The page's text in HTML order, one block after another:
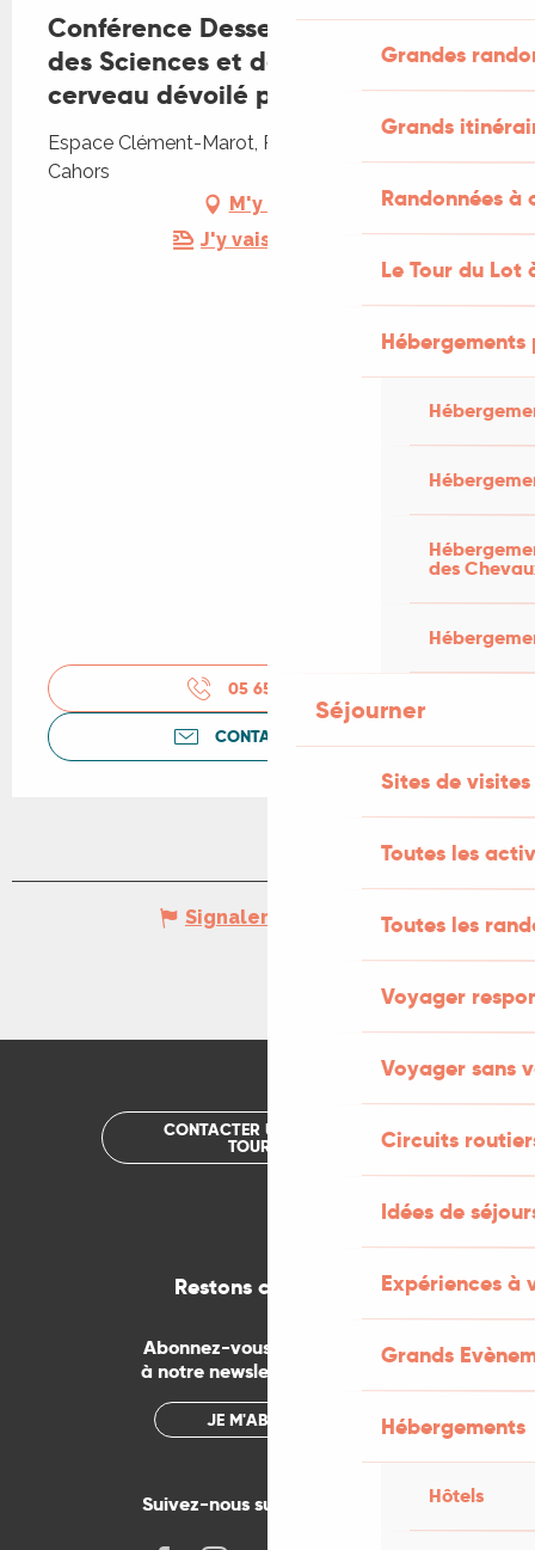
Grandes
Grands
Randonnées
Le Tour du Lot
des
Séjourner
Sites de visites
Toutes les
Toutes les
Voyager
Voyager sans
Circuits
Idées de
Expériences à
Grands
Hébergements
Hôtels
Conférence Dessert avec Carrefour
des Sciences et des Arts : "Le
cerveau dévoilé par Iseult"
Espace Clément-Marot, Place Bessières, 46000
Cahors
M'y rendre
J'y vais en train !
05 65 22 28
CONTACTEZ-NOUS
Signaler une erreur
CONTACTER UN OFFICE DE
TOURISME
Restons connectés
Abonnez-vous gratuitement
à notre newsletter mensuelle
JE M'ABONNE
Suivez-nous sur les réseaux !